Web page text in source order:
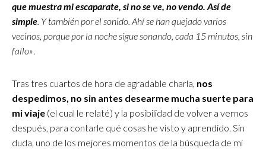
que muestra mi escaparate, si no se ve, no vendo. Así de
simple. Y también por el sonido. Ahí se han quejado varios
vecinos, porque por la noche sigue sonando, cada 15 minutos, sin
fallo».
Tras tres cuartos de hora de agradable charla, nos
despedimos, no sin antes desearme mucha suerte para
mi viaje (el cual le relaté) y la posibilidad de volver a vernos
después, para contarle qué cosas he visto y aprendido. Sin
duda, uno de los mejores momentos de la búsqueda de mi